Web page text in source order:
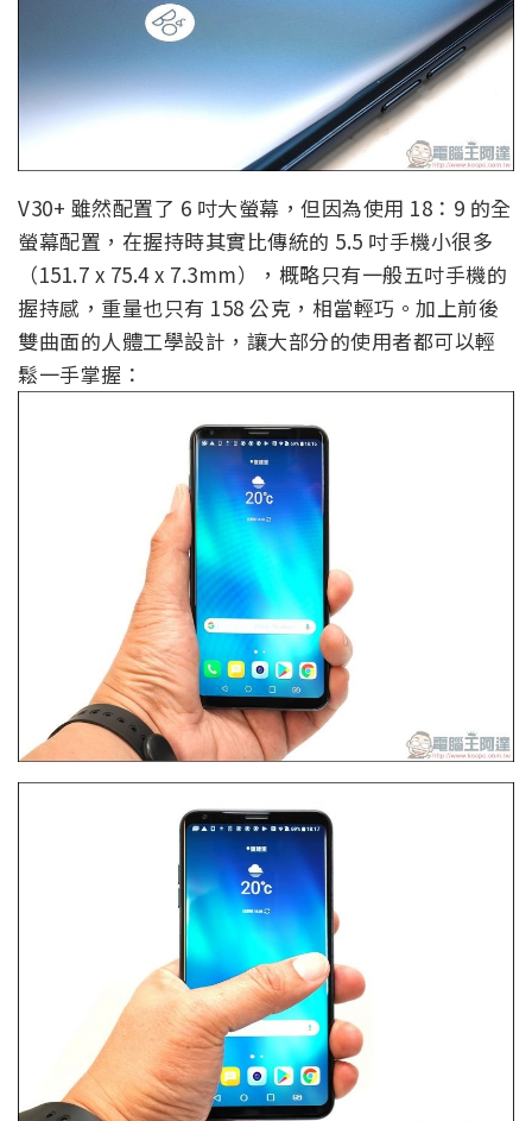
V30+ 雖然配置了 6 吋大螢幕，但因為使用 18：9 的全
螢幕配置，在握持時其實比傳統的 5.5 吋手機小很多
（151.7 x 75.4 x 7.3mm），概略只有一般五吋手機的
握持感，重量也只有 158 公克，相當輕巧。加上前後
雙曲面的人體工學設計，讓大部分的使用者都可以輕
鬆一手掌握：